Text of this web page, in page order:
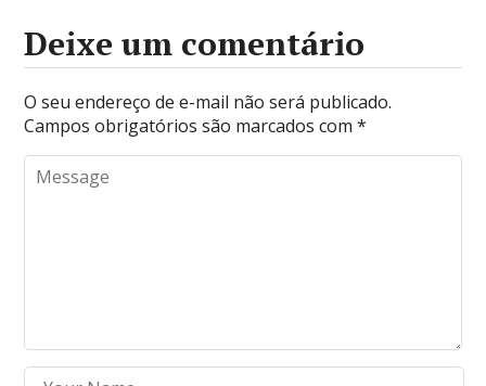
Deixe um comentário
O seu endereço de e-mail não será publicado.
Campos obrigatórios são marcados com*